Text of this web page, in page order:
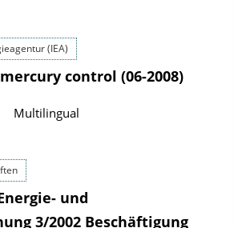
(IEA)
control (06-2008)
Multilingual
und
3/2002 Beschäftigung